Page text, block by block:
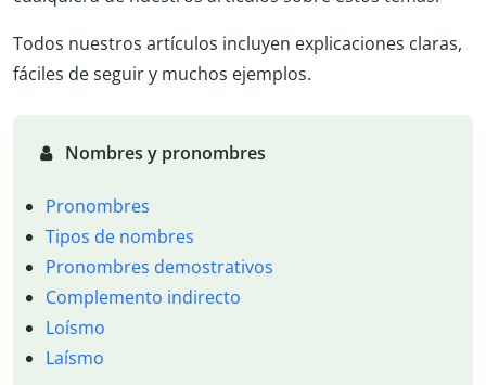
Todos nuestros artículos incluyen explicaciones claras,
fáciles de seguir y muchos ejemplos.
Nombres y pronombres
Pronombres
Tipos de nombres
Pronombres demostrativos
Complemento indirecto
Loísmo
Laísmo